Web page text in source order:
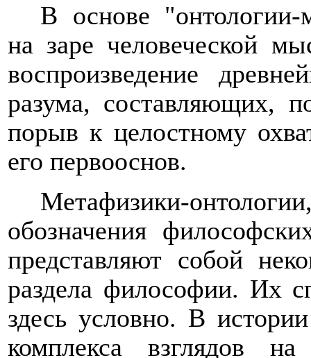
В основе
на заре человеческой
воспроизведение
разума, составляющих,
порыв к целостному
его первооснов.
Метафизики-
обозначения
представляют собой
раздела философии. Их
здесь условно. В
комплекса взглядов